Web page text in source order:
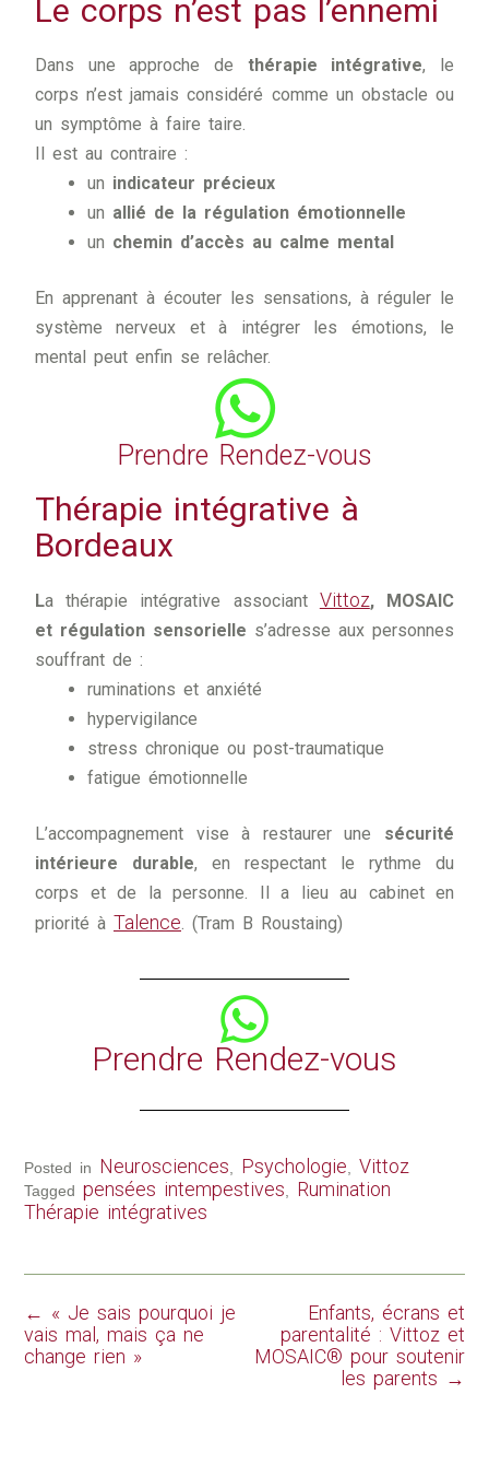
Le corps n’est pas l’ennemi
Dans une approche de thérapie intégrative, le
corps n’est jamais considéré comme un obstacle ou
un symptôme à faire taire.
Il est au contraire :
un indicateur précieux
un allié de la régulation émotionnelle
un chemin d’accès au calme mental
En apprenant à écouter les sensations, à réguler le
système nerveux et à intégrer les émotions, le
mental peut enfin se relâcher.
Prendre Rendez-vous
Thérapie intégrative à
Bordeaux
La thérapie intégrative associant Vittoz, MOSAIC
et régulation sensorielle s’adresse aux personnes
souffrant de :
ruminations et anxiété
hypervigilance
stress chronique ou post-traumatique
fatigue émotionnelle
L’accompagnement vise à restaurer une sécurité
intérieure durable, en respectant le rythme du
corps et de la personne. Il a lieu au cabinet en
priorité à Talence . (Tram B Roustaing)
Prendre Rendez-vous
Posted in Neurosciences, Psychologie, Vittoz
Tagged pensées intempestives, Rumination
Thérapie intégratives
Enfants, écrans et
parentalité : Vittoz et
MOSAIC® pour soutenir
les parents →
← « Je sais pourquoi je
vais mal, mais ça ne
change rien »